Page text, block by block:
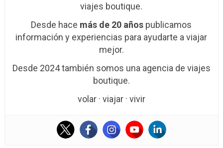
viajes boutique.
Desde hace más de 20 años publicamos
información y experiencias para ayudarte a viajar
mejor.
Desde 2024 también somos una agencia de viajes
boutique.
volar · viajar · vivir